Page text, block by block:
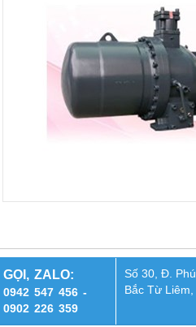
GỌI, ZALO:
0942 547 456 -
0902 226 359
Số 30, Đ.
Bắc Từ